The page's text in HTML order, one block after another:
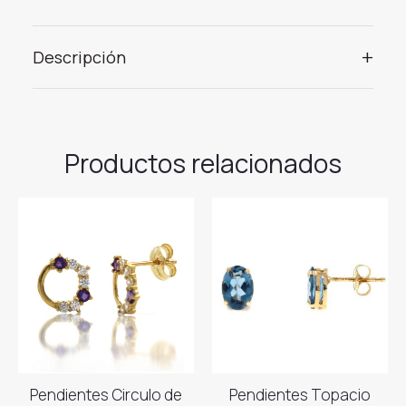
Descripción +
Productos relacionados
Pendientes Circulo de
Pendientes Topacio